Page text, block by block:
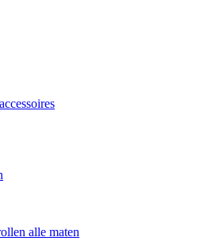
alle maten